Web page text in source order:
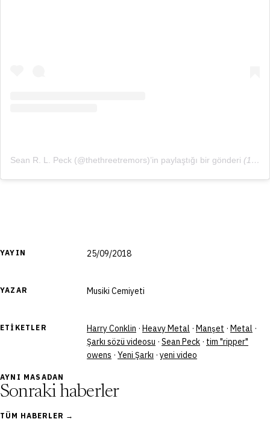
YAYIN 25/09/2018
YAZAR Musiki Cemiyeti
ETIKETLER Harry Conklin · Heavy Metal · Manşet · Metal ·
Şarkı sözü videosu · Sean Peck · tim "ripper"
owens · Yeni Şarkı · yeni video
Sean R. L. Peck (@thethreetremors)’in paylaştığı bir gönderi (10 Eyl, 2018, 7:18ös PDT
AYNI MASADAN
Sonraki haberler
TÜM HABERLER →